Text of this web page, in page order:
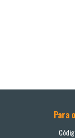
Para